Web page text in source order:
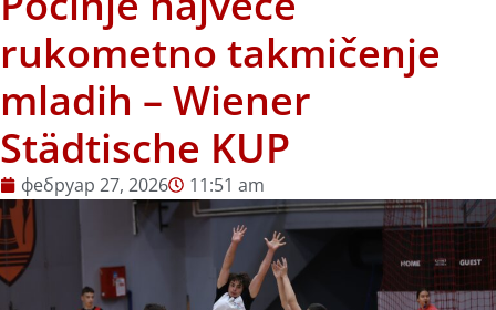
rukometno takmičenje
mladih – Wiener
Städtische KUP
фебруар 27, 2026 11:51 am